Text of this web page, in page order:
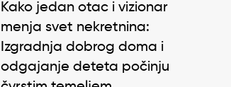
Kako jedan otac i vizionar
menja svet nekretnina:
Izgradnja dobrog doma i
odgajanje deteta počinju